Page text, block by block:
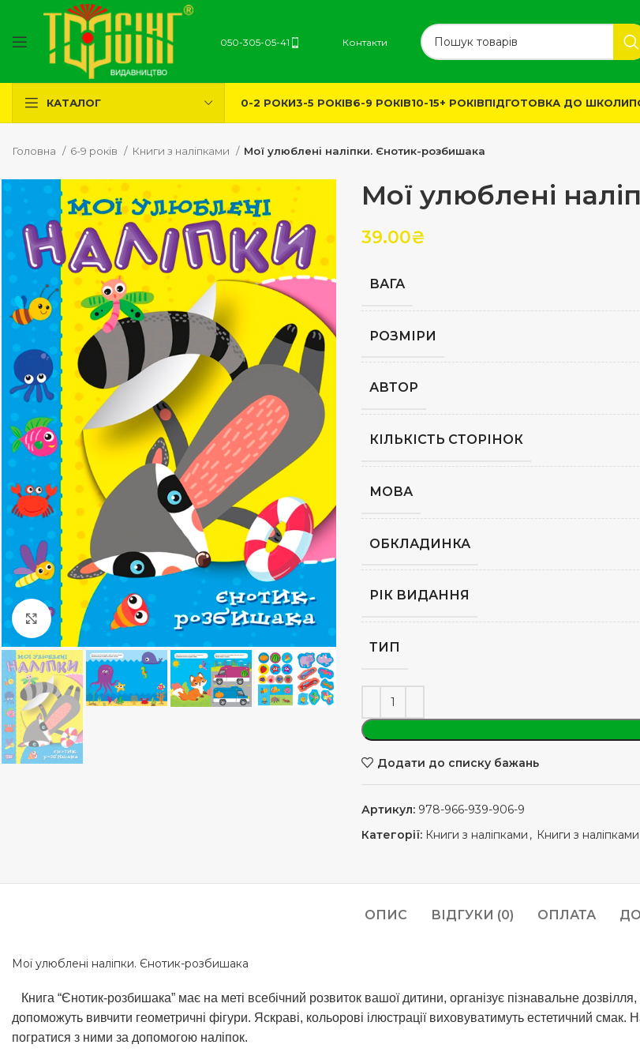
050-305-05-41 Контакти
КАТАЛОГ 0-2 РОКИ3-5 РОКІВ6-9 РОКІВ10-15+ РОКІВПІДГОТОВКА ДО ШКОЛИ
Головна 6-9 років Книги з наліпками Мої улюблені наліпки. Єнотик-розбишака
Клацніть, щоб збільшити
Мої улюблені
39.00₴
ВАГА
РОЗМІРИ
АВТОР
КІЛЬКІСТЬ СТОРІНОК
МОВА
ОБКЛАДИНКА
РІК ВИДАННЯ
ТИП
Додати до списку бажань
Артикул: 978-966-939-906-9
Категорії: Книги з наліпками , Книги з наліпками
ОПИС ВІДГУКИ (0) ОПЛАТА
Мої улюблені наліпки. Єнотик-розбишака
Книга “Єнотик-розбишака” має на меті всебічний розвиток вашої дитини, організує пізнавальне
допоможуть вивчити геометричні фігури. Яскраві, кольорові ілюстрації виховуватимуть естетичний
погратися з ними за допомогою наліпок.